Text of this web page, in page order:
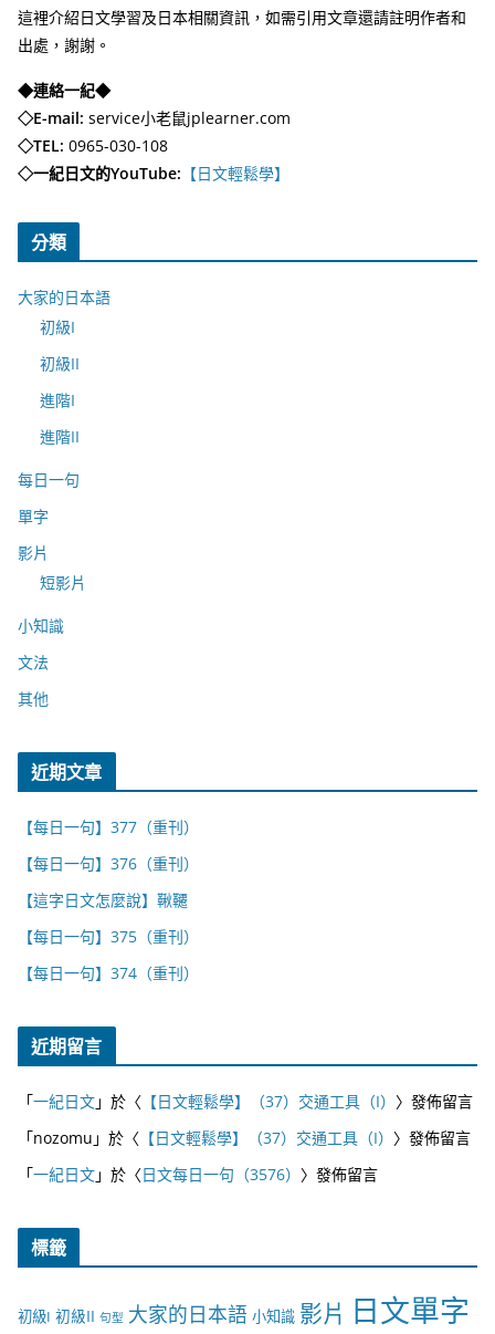
這裡介紹日文學習及日本相關資訊，如需引用文章還請註明作者和
出處，謝謝。
◆連絡一紀◆
◇E-mail: service小老鼠jplearner.com
◇TEL: 0965-030-108
◇一紀日文的YouTube: 【日文輕鬆學】
分類
大家的日本語
初級I
初級II
進階I
進階II
每日一句
單字
影片
短影片
小知識
文法
其他
近期文章
【每日一句】377（重刊）
【每日一句】376（重刊）
【這字日文怎麼說】鞦韆
【每日一句】375（重刊）
【每日一句】374（重刊）
近期留言
「一紀日文」於〈 【日文輕鬆學】（37）交通工具（I） 〉發佈留言
「nozomu 」於〈 【日文輕鬆學】（37）交通工具（I） 〉發佈留言
「一紀日文」於〈日文每日一句（3576） 〉發佈留言
標籤
初級I 初級II 句型 大家的日本語 小知識 影片 日文單字